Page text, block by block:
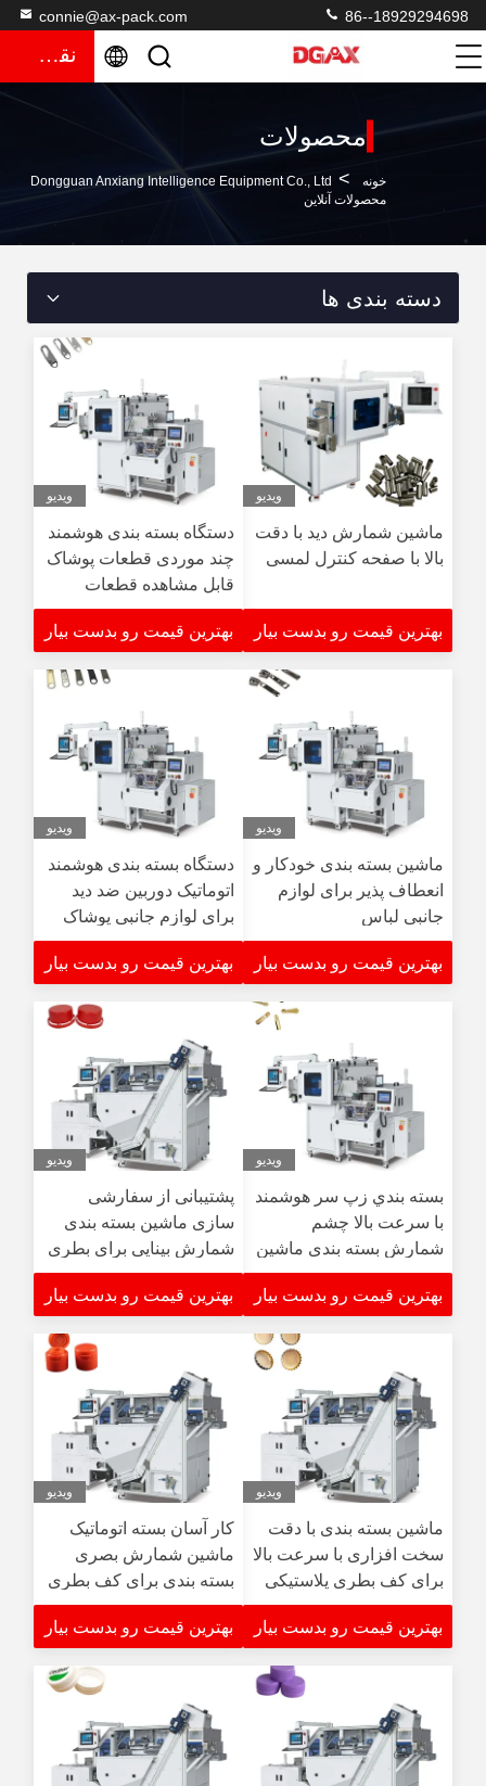
connie@ax-pack.com 86--18929294698
نقل قول
محصولات
خونه >
Dongguan Anxiang Intelligence Equipment Co., Ltd
محصولات آنلاین
دسته بندی ها
ویدیو
ماشین شمارش دید با دقت
بالا با صفحه کنترل لمسی
بهترین قیمت رو بدست بیار
ویدیو
دستگاه بسته بندی هوشمند
چند موردی قطعات پوشاک
قابل مشاهده قطعات
پوشاک قابل مشاهده
ماشین شمارش پوشاک
بهترین قیمت رو بدست بیار
ویدیو
ماشین بسته بندی خودکار و
انعطاف پذیر برای لوازم
جانبی لباس
بهترین قیمت رو بدست بیار
ویدیو
دستگاه بسته بندی هوشمند
اتوماتیک دوربین ضد دید
برای لوازم جانبی پوشاک
بهترین قیمت رو بدست بیار
ویدیو
بسته بندي زپ سر هوشمند
با سرعت بالا چشم
شمارش بسته بندی ماشین
برای قطعات پوشاک
بهترین قیمت رو بدست بیار
ویدیو
پشتیبانی از سفارشی
سازی ماشین بسته بندی
شمارش بینایی برای بطری
ها
بهترین قیمت رو بدست بیار
ویدیو
ماشین بسته بندی با دقت
سخت افزاری با سرعت بالا
برای کف بطری پلاستیکی
بهترین قیمت رو بدست بیار
ویدیو
کار آسان بسته اتوماتیک
ماشین شمارش بصری
بسته بندی برای کف بطری
پلاستیکی
بهترین قیمت رو بدست بیار